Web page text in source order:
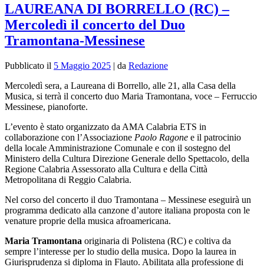
LAUREANA DI BORRELLO (RC) –
Mercoledì il concerto del Duo
Tramontana-Messinese
Pubblicato il 5 Maggio 2025 | da Redazione
Mercoledì sera, a Laureana di Borrello, alle 21, alla Casa della
Musica, si terrà il concerto duo Maria Tramontana, voce – Ferruccio
Messinese, pianoforte.
L’evento è stato organizzato da AMA Calabria ETS in
collaborazione con l’Associazione Paolo Ragone e il patrocinio
della locale Amministrazione Comunale e con il sostegno del
Ministero della Cultura Direzione Generale dello Spettacolo, della
Regione Calabria Assessorato alla Cultura e della Città
Metropolitana di Reggio Calabria.
Nel corso del concerto il duo Tramontana – Messinese eseguirà un
programma dedicato alla canzone d’autore italiana proposta con le
venature proprie della musica afroamericana.
Maria Tramontana originaria di Polistena (RC) e coltiva da
sempre l’interesse per lo studio della musica. Dopo la laurea in
Giurisprudenza si diploma in Flauto. Abilitata alla professione di